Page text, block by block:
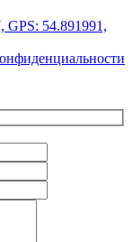
54.891991,